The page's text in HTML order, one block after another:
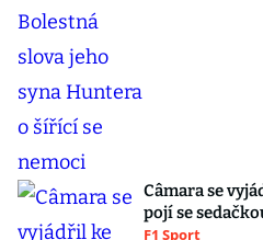
Câmara se
pojí se
F1 Sport